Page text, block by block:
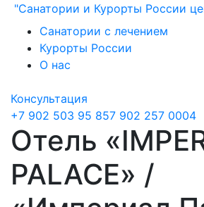
"Санатории и Курорты России
Санатории с лечением
Курорты России
О нас
Консультация
+7 902 503 95 857 902 257 0004
Отель
PALACE» /